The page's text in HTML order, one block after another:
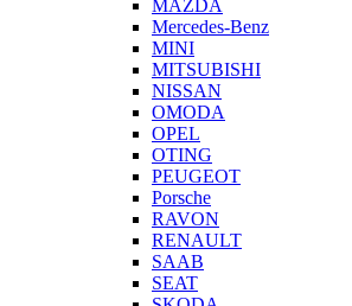
MAZDA
Mercedes-Benz
MINI
MITSUBISHI
NISSAN
OMODA
OPEL
OTING
PEUGEOT
Porsche
RAVON
RENAULT
SAAB
SEAT